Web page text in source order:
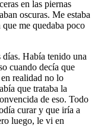
en las piernas
oscuras. Me estaba
me quedaba poco
días. Había tenido una
cuando decía que
realidad no lo
que trataba la
de eso. Todo
curar y que iría a
luego, le vi en